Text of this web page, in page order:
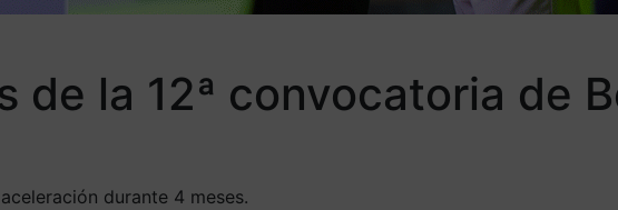
de la 12ª convocatoria de
durante 4 meses.